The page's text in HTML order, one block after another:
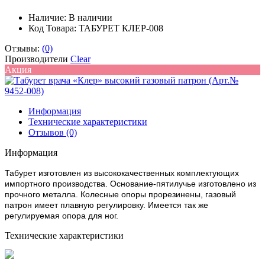
Наличие: В наличии
Код Товара: ТАБУРЕТ КЛЕР-008
Отзывы: (0)
Производители Clear
Акция
Информация
Технические характеристики
Отзывов (0)
Информация
Табурет изготовлен из высококачественных комплектующих
импортного производства. Основание-пятилучье изготовлено из
прочного металла. Колесные опоры прорезинены, газовый
патрон имеет плавную регулировку. Имеется так же
регулируемая опора для ног.
Технические характеристики